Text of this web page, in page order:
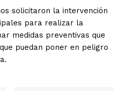
solicitaron la intervención
para realizar la
medidas preventivas que
puedan poner en peligro